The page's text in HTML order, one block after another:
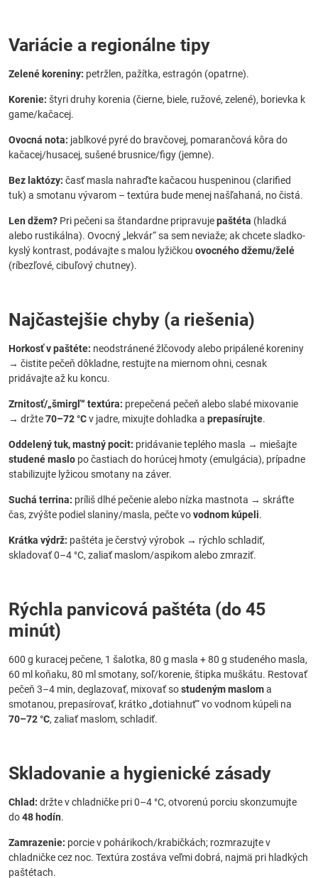
Variácie a regionálne tipy
Zelené koreniny: petržlen, pažítka, estragón (opatrne).
Korenie: štyri druhy korenia (čierne, biele, ružové, zelené), borievka k
game/kačacej.
Ovocná nota: jablkové pyré do bravčovej, pomarančová kôra do
kačacej/husacej, sušené brusnice/figy (jemne).
Bez laktózy: časť masla nahraďte kačacou huspeninou (clarified
tuk) a smotanu vývarom – textúra bude menej našľahaná, no čistá.
Len džem? Pri pečeni sa štandardne pripravujepaštéta (hladká
alebo rustikálna). Ovocný „lekvár“ sa sem neviaže; ak chcete sladko-
kyslý kontrast, podávajte s malou lyžičkou ovocného džemu/želé
(ríbezľové, cibuľový chutney).
Najčastejšie chyby (a riešenia)
Horkosť v paštéte: neodstránené žlčovody alebo pripálené koreniny
→ čistite pečeň dôkladne, restujte na miernom ohni, cesnak
pridávajte až ku koncu.
Zrnitosť/„šmirgľ“ textúra: prepečená pečeň alebo slabé mixovanie
→ držte70–72 °Cv jadre, mixujte dohladka a prepasírujte.
Oddelený tuk, mastný pocit: pridávanie teplého masla → miešajte
studené maslo po častiach do horúcej hmoty (emulgácia), prípadne
stabilizujte lyžicou smotany na záver.
Suchá terrina: príliš dlhé pečenie alebo nízka mastnota → skráťte
čas, zvýšte podiel slaniny/masla, pečte vovodnom kúpeli.
Krátka výdrž: paštéta je čerstvý výrobok → rýchlo schladiť,
skladovať 0–4 °C, zaliať maslom/aspikom alebo zmraziť.
Rýchla panvicová paštéta (do 45
minút)
600 g kuracej pečene, 1 šalotka, 80 g masla + 80 g studeného masla,
60 ml koňaku, 80 ml smotany, soľ/korenie, štipka muškátu. Restovať
pečeň 3–4 min, deglazovať, mixovať sostudeným masloma
smotanou, prepasírovať, krátko „dotiahnuť“ vo vodnom kúpeli na
70–72 °C, zaliať maslom, schladiť.
Skladovanie a hygienické zásady
Chlad: držte v chladničke pri 0–4 °C, otvorenú porciu skonzumujte
do48 hodín.
Zamrazenie: porcie v pohárikoch/krabičkách; rozmrazujte v
chladničke cez noc. Textúra zostáva veľmi dobrá, najmä pri hladkých
paštétach.